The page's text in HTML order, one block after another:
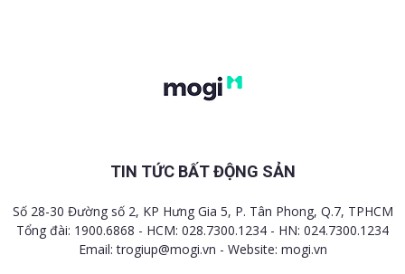
TIN TỨC BẤT ĐỘNG SẢN
Số 28-30 Đường số 2, KP Hưng Gia 5, P. Tân Phong, Q.7, TPHCM
Tổng đài: 1900.6868 - HCM: 028.7300.1234 - HN: 024.7300.1234
Email:trogiup@mogi.vn - Website: mogi.vn